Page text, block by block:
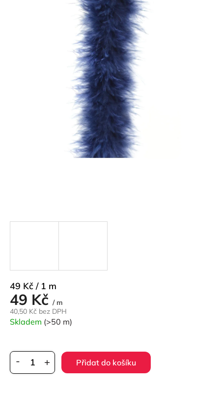
49 Kč / m
40,50 Kč bez DPH
Měrná
cena:
49 Kč / 1 m
Skladem (>50 m)
Přidat do košíku